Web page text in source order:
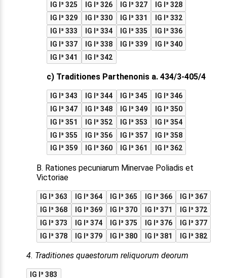
IG I³ 325
IG I³ 326 IG I³ 327
IG I³ 328
IG I³ 329
IG I³ 330 IG I³ 331
IG I³ 332
IG I³ 333
IG I³ 334 IG I³ 335
IG I³ 336
IG I³ 337
IG I³ 338 IG I³ 339
IG I³ 340
IG I³ 341
IG I³ 342
c) Traditiones Parthenonis a. 434/3-405/4
IG I³ 343 IG I³ 344 IG I³ 345
IG I³ 346
IG I³ 347
IG I³ 348 IG I³ 349
IG I³ 350
IG I³ 351
IG I³ 352 IG I³ 353
IG I³ 354
IG I³ 355
IG I³ 356 IG I³ 357
IG I³ 358
IG I³ 359
IG I³ 360 IG I³ 361 IG I³ 362
B. Rationes pecuniarum Minervae Poliadis et
Victoriae
IG I³ 363 IG I³ 364 IG I³ 365 IG I³ 366
IG I³ 367
IG I³ 368
IG I³ 369 IG I³ 370 IG I³ 371
IG I³ 372
IG I³ 373
IG I³ 374 IG I³ 375 IG I³ 376
IG I³ 377
IG I³ 378
IG I³ 379 IG I³ 380 IG I³ 381 IG I³ 382
4. Traditiones quaestorum reliquorum deorum
IG I³ 383